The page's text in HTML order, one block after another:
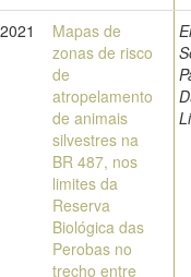
Mapas de
zonas de risco
de
atropelamento
de animais
silvestres na
BR 487, nos
limites da
Reserva
Biológica das
Perobas no
trecho entre